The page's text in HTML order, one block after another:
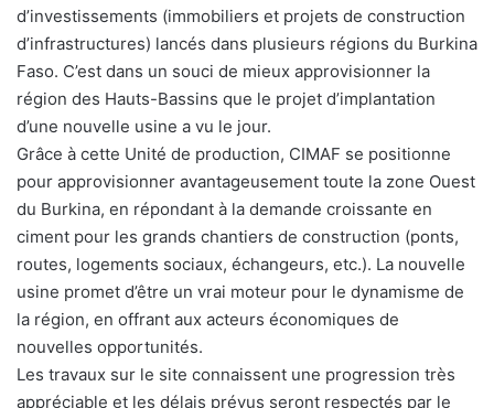
d’investissements (immobiliers et projets de construction
d’infrastructures) lancés dans plusieurs régions du Burkina
Faso. C’est dans un souci de mieux approvisionner la
région des Hauts-Bassins que le projet d’implantation
d’une nouvelle usine a vu le jour.
Grâce à cette Unité de production, CIMAF se positionne
pour approvisionner avantageusement toute la zone Ouest
du Burkina, en répondant à la demande croissante en
ciment pour les grands chantiers de construction (ponts,
routes, logements sociaux, échangeurs, etc.). La nouvelle
usine promet d’être un vrai moteur pour le dynamisme de
la région, en offrant aux acteurs économiques de
nouvelles opportunités.
Les travaux sur le site connaissent une progression très
appréciable et les délais prévus seront respectés par le